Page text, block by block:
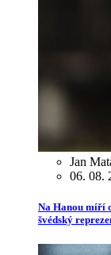
Jan
06. 08.
Na Hanou míří
švédský